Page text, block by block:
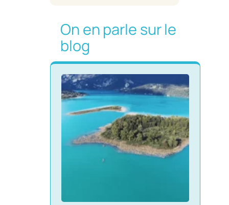
On en parle sur le
blog